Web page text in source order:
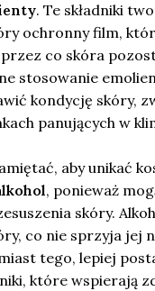
. Te składniki
ochronny film,
co skóra
stosowanie
kondycję skóry,
panujących w
aby unikać
, ponieważ
skóry.
co nie sprzyja jej
tego, lepiej
które wspierają